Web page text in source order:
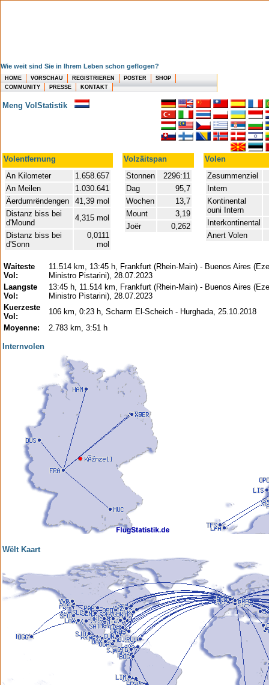
Wie weit sind Sie in Ihrem Leben schon geflogen?
HOME VORSCHAU REGISTRIEREN POSTER
SHOP
COMMUNITY
PRESSE KONTAKT
Meng VolStatistik
Volentfernung Volzäitspan
Volen
An Kilometer
1.658.657
An Meilen
1.030.641
Äerdumrëndengen
41,39 mol
Distanz biss bei
d'Mound
4,315 mol
Distanz biss bei
d'Sonn
0,0111
mol
Stonnen
2296:11
Dag
95,7
Wochen
13,7
Mount
3,19
Joër
0,262
Zesummenziel
Intern
Kontinental
ouni Intern
Interkontinental
Anert Volen
Waiteste
Vol:
11.514 km, 13:45 h, Frankfurt (Rhein-Main) - Buenos Aires
Ministro Pistarini), 28.07.2023
Laangste
Vol:
13:45 h, 11.514 km, Frankfurt (Rhein-Main) - Buenos Aires
Ministro Pistarini), 28.07.2023
Kuerzeste
Vol:
106 km, 0:23 h, Scharm El-Scheich - Hurghada, 25.10.2018
Moyenne:
2.783 km, 3:51 h
Internvolen
Wëlt Kaart